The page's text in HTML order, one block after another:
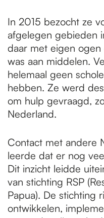
In 2015 bezocht ze
afgelegen gebieden
daar met eigen
was aan middelen.
helemaal geen
hebben. Ze werd
om hulp gevraagd,
Nederland.
Contact met andere
leerde dat er nog
Dit inzicht leidde
van stichting RSP
Papua). De stichting
ontwikkelen,